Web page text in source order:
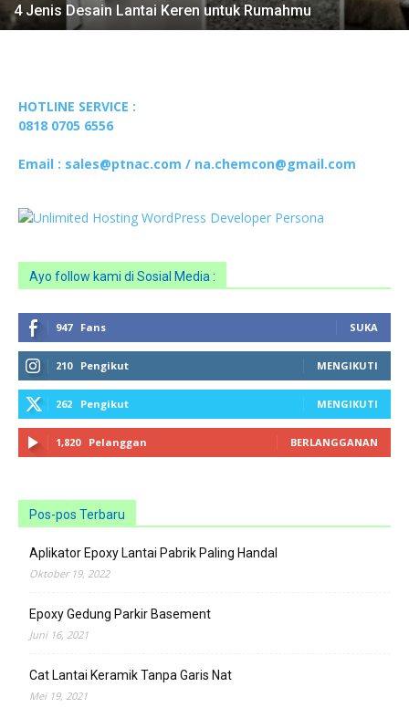
4 Jenis Desain Lantai Keren untuk Rumahmu
HOTLINE SERVICE :
0818 0705 6556
Email : sales@ptnac.com / na.chemcon@gmail.com
Ayo follow kami di Sosial Media :
947 Fans SUKA
210 Pengikut MENGIKUTI
262 Pengikut MENGIKUTI
1,820 Pelanggan BERLANGGANAN
Pos-pos Terbaru
Aplikator Epoxy Lantai Pabrik Paling Handal
Oktober 19, 2022
Epoxy Gedung Parkir Basement
Juni 16, 2021
Cat Lantai Keramik Tanpa Garis Nat
Mei 19, 2021